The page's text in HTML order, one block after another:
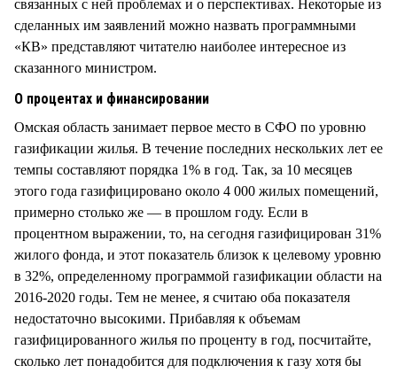
связанных с ней проблемах и о перспективах. Некоторые из
сделанных им заявлений можно назвать программными
«КВ» представляют читателю наиболее интересное из
сказанного министром.
О процентах и финансировании
Омская область занимает первое место в СФО по уровню
газификации жилья. В течение последних нескольких лет ее
темпы составляют порядка 1% в год. Так, за 10 месяцев
этого года газифицировано около 4 000 жилых помещений,
примерно столько же — в прошлом году. Если в
процентном выражении, то, на сегодня газифицирован 31%
жилого фонда, и этот показатель близок к целевому уровню
в 32%, определенному программой газификации области на
2016-2020 годы. Тем не менее, я считаю оба показателя
недостаточно высокими. Прибавляя к объемам
газифицированного жилья по проценту в год, посчитайте,
сколько лет понадобится для подключения к газу хотя бы